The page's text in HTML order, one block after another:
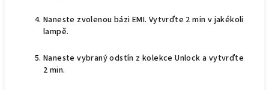
Naneste zvolenou bázi EMI. Vytvrďte 2 min v jakékoli
lampě.
Naneste vybraný odstín z kolekce Unlock a vytvrďte
2 min.